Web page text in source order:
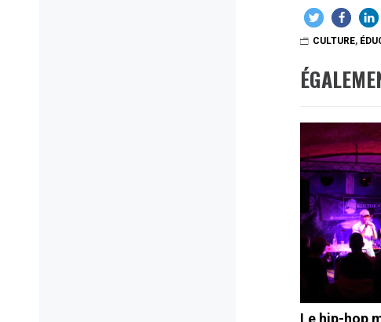
CULTURE,
Le hip-hop